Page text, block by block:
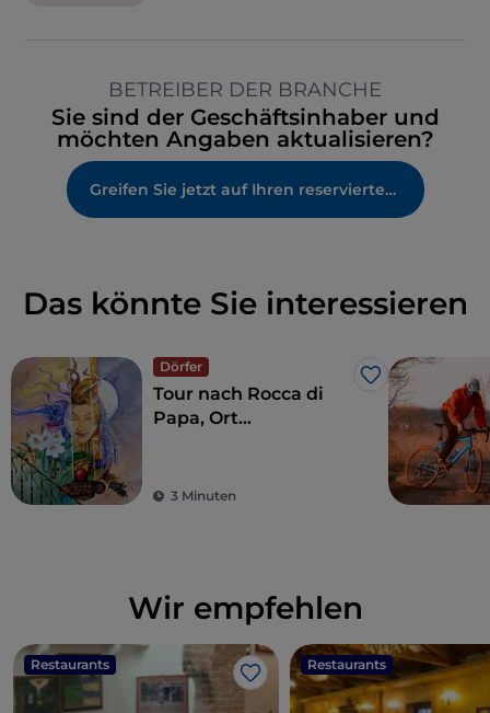
BETREIBER DER BRANCHE
Sie sind der Geschäftsinhaber und
möchten Angaben aktualisieren?
Greifen Sie jetzt auf Ihren reservierten Bereich zu
Das könnte Sie interessieren
Dörfer
Like
Tour nach Rocca di
Papa, Ort
Legenden
3 Minuten
Wir empfehlen
Restaurants
Like
Restaurants